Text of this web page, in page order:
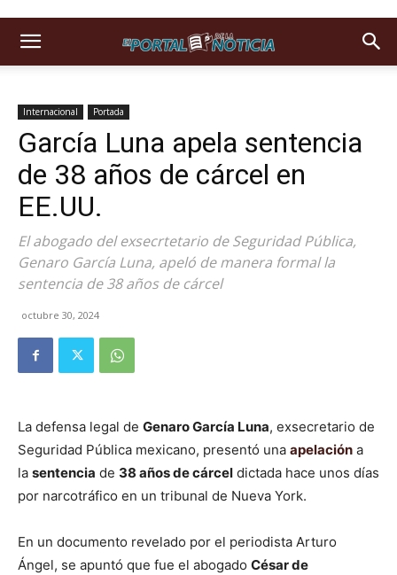
Internacional Portada
García Luna apela sentencia
de 38 años de cárcel en
EE.UU.
El abogado del exsecrtetario de Seguridad Pública,
Genaro García Luna, apeló de manera formal la
sentencia de 38 años de cárcel
octubre 30, 2024
La defensa legal de Genaro García Luna, exsecretario de
Seguridad Pública mexicano, presentó una apelación a
la sentencia de 38 años de cárcel dictada hace unos días
por narcotráfico en un tribunal de Nueva York.
En un documento revelado por el periodista Arturo
Ángel, se apuntó que fue el abogado César de